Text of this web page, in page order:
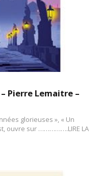
Pierre Lemaitre –
glorieuses », « Un
ouvre sur …………….LIRE LA